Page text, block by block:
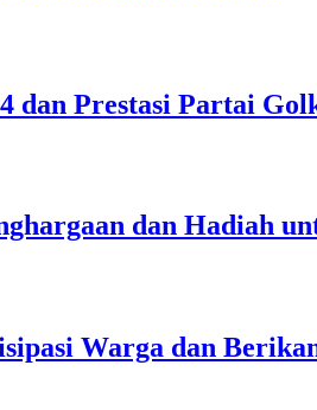
dan Prestasi Partai
dan Hadiah
Warga dan